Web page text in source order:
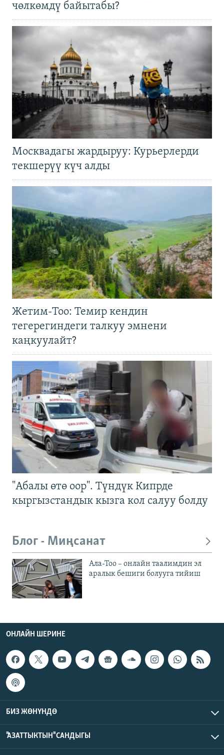
чөлкөмдү байытабы?
Москвадагы жардыруу: Курьерлерди
текшерүү күч алды
Жетим-Тоо: Темир кендин
тегерегиндеги талкуу эмнени
каңкуулайт?
"Абалы өтө оор". Түндүк Кипрде
кыргызстандык кызга кол салуу болду
Блог - Миңсанат
Ала-Тоо – онлайн таалимдин эл
аралык бешиги болууга тийиш
ОНЛАЙН ШЕРИНЕ
БИЗ ЖӨНҮНДӨ
"АЗАТТЫКТЫН" САНДЫГЫ